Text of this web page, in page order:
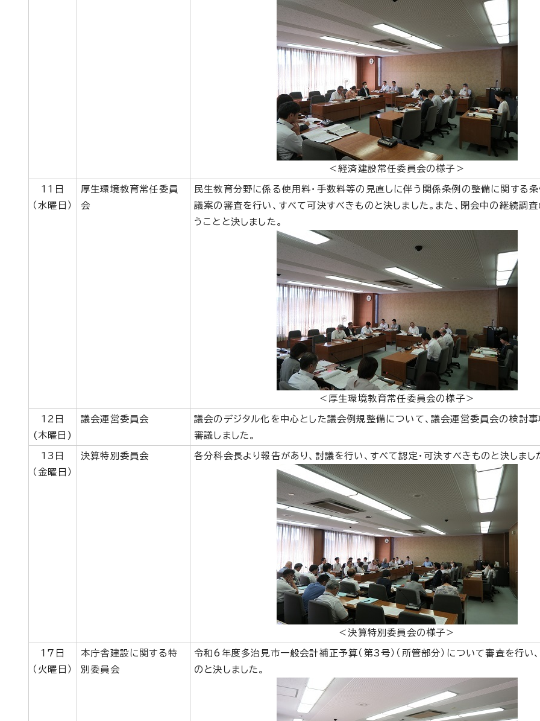
＜経済建設常任委員会の様子＞
11日
（水曜日）
厚生環境教育常任委員
会
民生教育分野に係る使用料・手数料等の見直しに伴う関係条例の整備に関する条
議案の審査を行い、すべて可決すべきものと決しました。また、閉会中の継続調
うことと決しました。
＜厚生環境教育常任委員会の様子＞
12日
(木曜日)
議会運営委員会
議会のデジタル化を中心とした議会例規整備について、議会運営委員会の検討事
審議しました。
13日
（金曜日）
決算特別委員会 各分科会長より報告があり、討議を行い、すべて認定・可決すべきものと決しまし
＜決算特別委員会の様子＞
17日
（火曜日）
本庁舎建設に関する特
別委員会
令和6年度多治見市一般会計補正予算（第3号）（所管部分）について審査を行い
のと決しました。